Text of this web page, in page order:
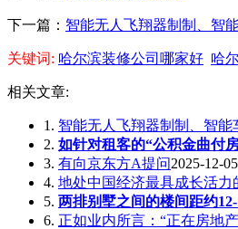
下一篇： 智能无人飞翔器制制、智
关键词: 哈尔滨装修公司哪家好 哈
相关文章:
1. 智能无人飞翔器制制、智能
2. 如针对租客的“公积金曲付
3. 有向京东方A提问2025-12-05
4. 地处中国经济最具成长活力
5. 两排别墅之间的楼间距约
6. 正如业内所言：“正在房地